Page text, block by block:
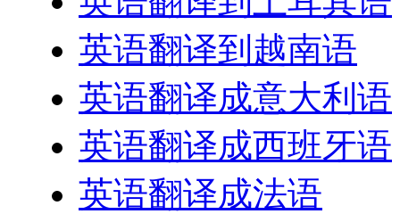
英语翻译到越南语
英语翻译成意大利语
英语翻译成西班牙语
英语翻译成法语